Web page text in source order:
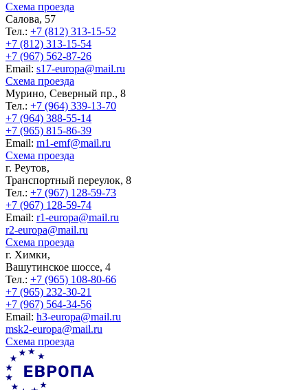
Схема проезда
Салова, 57
Тел.: +7 (812) 313-15-52
+7 (812) 313-15-54
+7 (967) 562-87-26
Еmail: s17-europa@mail.ru
Схема проезда
Мурино, Северный пр., 8
Тел.: +7 (964) 339-13-70
+7 (964) 388-55-14
+7 (965) 815-86-39
Еmail: m1-emf@mail.ru
Схема проезда
г. Реутов,
Транспортный переулок, 8
Тел.: +7 (967) 128-59-73
+7 (967) 128-59-74
Еmail: r1-europa@mail.ru
r2-europa@mail.ru
Схема проезда
г. Химки,
Вашутинское шоссе, 4
Тел.: +7 (965) 108-80-66
+7 (965) 232-30-21
+7 (967) 564-34-56
Еmail: h3-europa@mail.ru
msk2-europa@mail.ru
Схема проезда